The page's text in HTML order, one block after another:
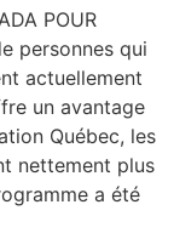
POUR
personnes qui
actuellement
un avantage
Québec, les
nettement plus
a été